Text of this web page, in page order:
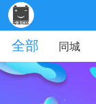
全部
同城